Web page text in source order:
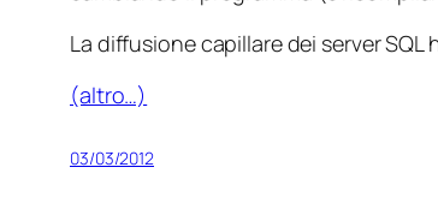
La diffusione capillare dei server
(altro…)
03/03/2012